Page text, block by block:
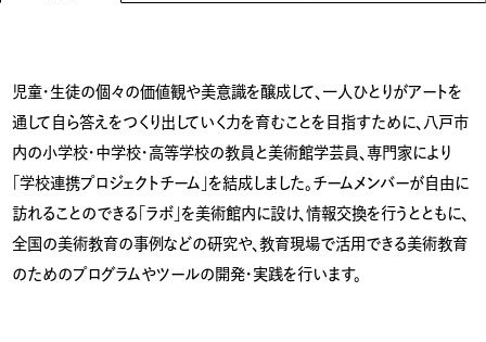
児童・生徒の個々の価値観や美意識を醸成して、一人ひとりがアートを
通して自ら答えをつくり出していく力を育むことを目指すために、八戸市
内の小学校・中学校・高等学校の教員と美術館学芸員、専門家により
「学校連携プロジェクトチーム」を結成しました。チームメンバーが自由に
訪れることのできる「ラボ」を美術館内に設け、情報交換を行うとともに、
全国の美術教育の事例などの研究や、教育現場で活用できる美術教育
のためのプログラムやツールの開発・実践を行います。